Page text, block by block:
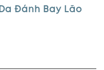
Đánh Bay Lão